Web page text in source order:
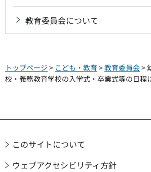
教育委員会について
トップページ > こども・教育>教育委員会>
校・義務教育学校の入学式・卒業式等の日程
このサイトについて
ウェブアクセシビリティ方針